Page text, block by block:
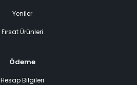
Yeniler
Fırsat Ürünleri
Ödeme
Hesap Bilgileri